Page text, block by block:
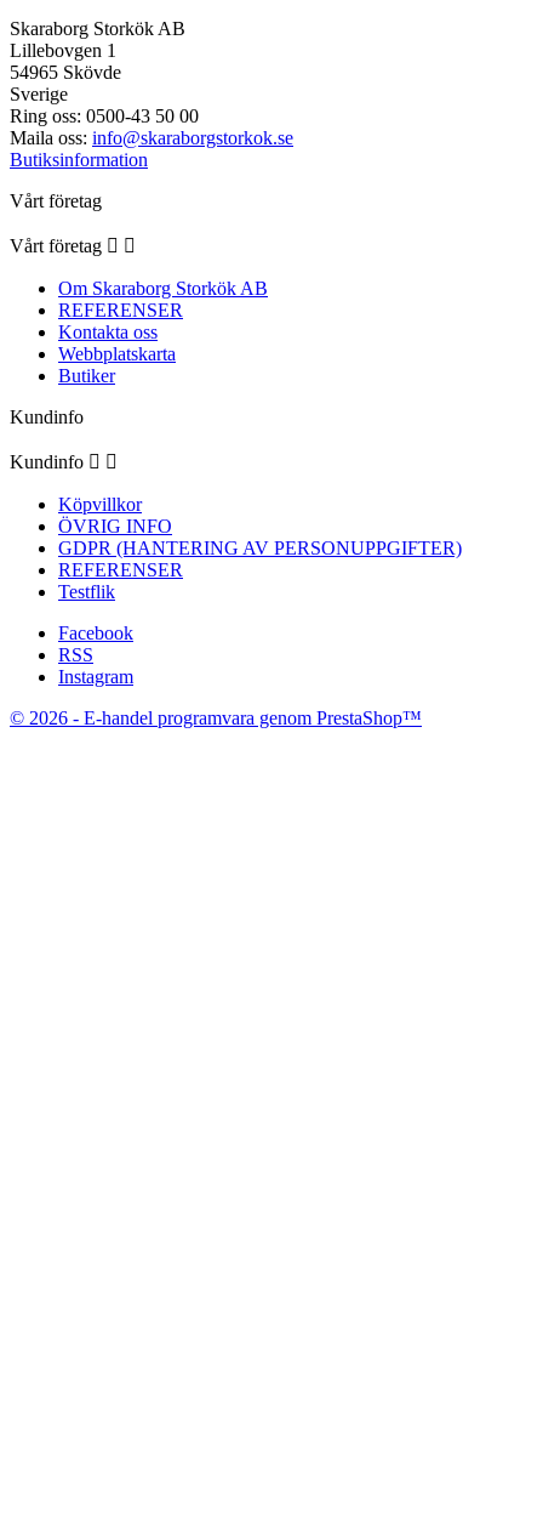
Skaraborg Storkök AB
Lillebovgen 1
54965 Skövde
Sverige
Ring oss: 0500-43 50 00
Maila oss: info@skaraborgstorkok.se
Butiksinformation
Vårt företag
Vårt företag  
Om Skaraborg Storkök AB
REFERENSER
Kontakta oss
Webbplatskarta
Butiker
Kundinfo
Kundinfo  
Köpvillkor
ÖVRIG INFO
GDPR (HANTERING AV PERSONUPPGIFTER)
REFERENSER
Testflik
Facebook
RSS
Instagram
© 2026 - E-handel programvara genom PrestaShop™